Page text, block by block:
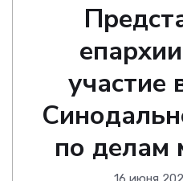
участие
по делам